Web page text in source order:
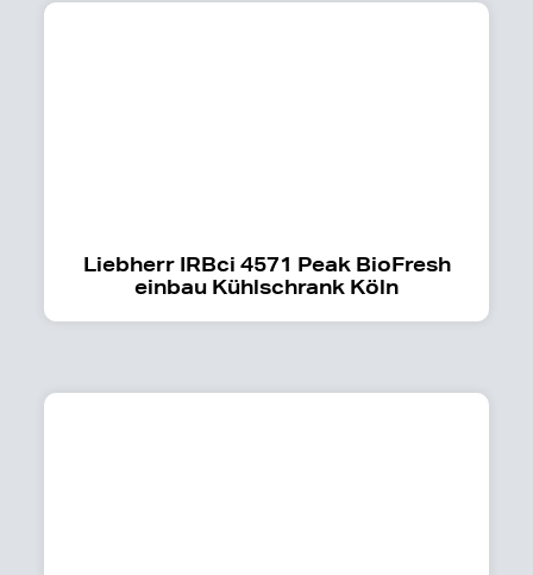
Liebherr IRBci 4571 Peak BioFresh
einbau Kühlschrank Köln